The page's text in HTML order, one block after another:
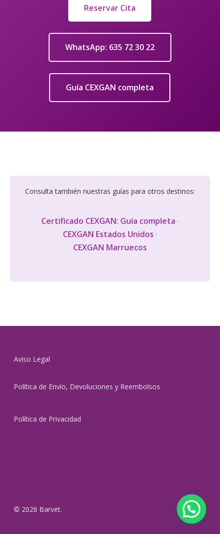
Reservar Cita
WhatsApp: 635 72 30 22
Guía CEXGAN completa
Consulta también nuestras guías para otros destinos:
Certificado CEXGAN: Guía completa ·
CEXGAN Estados Unidos ·
CEXGAN Marruecos
Aviso Legal
Política de Envío, Devoluciones y Reembolsos
Política de Privacidad
© 2026 Barvet.